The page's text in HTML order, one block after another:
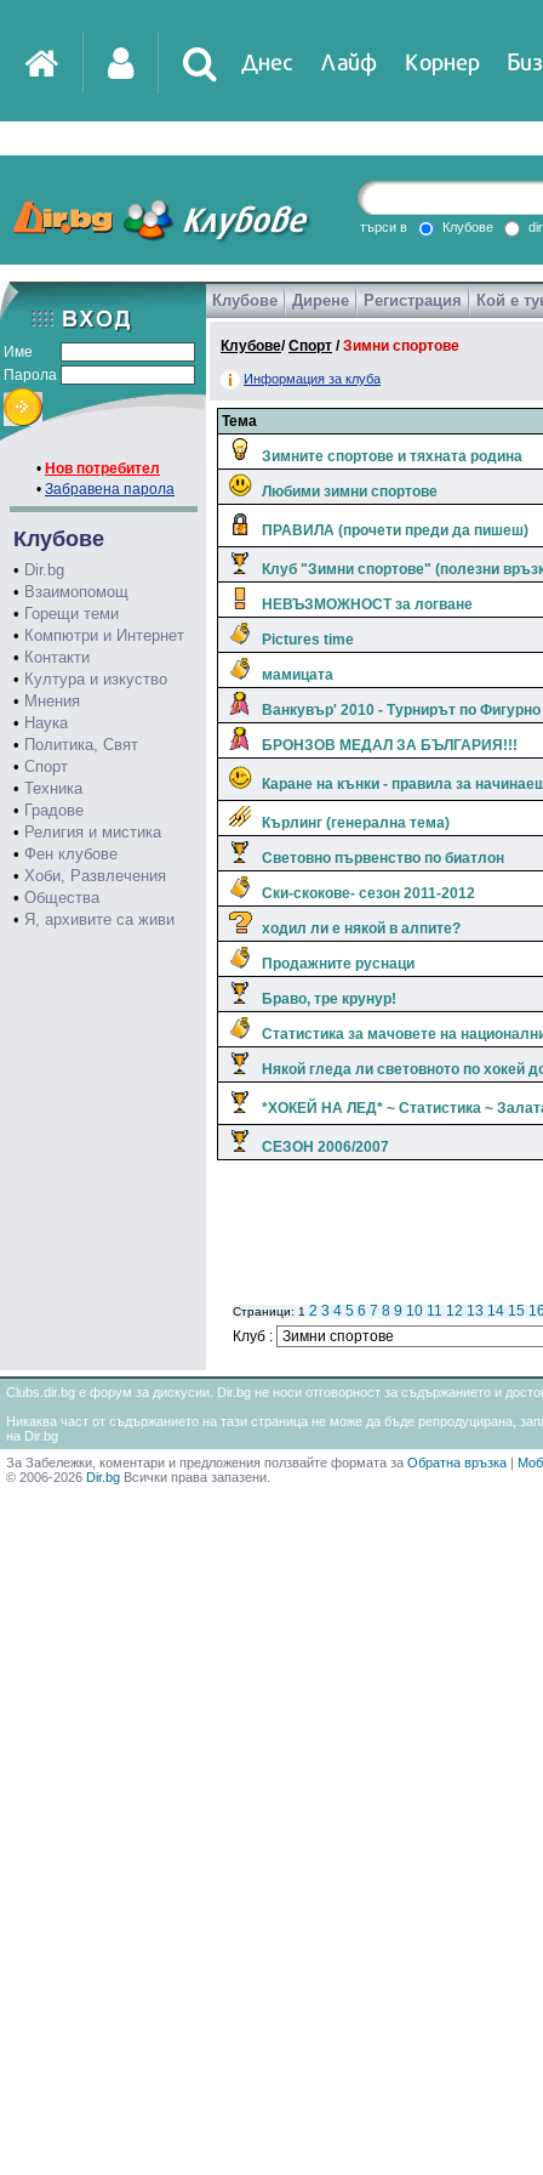
Днес Лайф Корнер
DirTV Impressio
Games
търси в Клубове
Име
Парола
• Нов потребител
• Забравена парола
Клубове
• Dir.bg
• Взаимопомощ
• Горещи теми
• Компютри и Интернет
• Контакти
• Култура и изкуство
• Мнения
• Наука
• Политика, Свят
• Спорт
• Техника
• Градове
• Религия и мистика
• Фен клубове
• Хоби, Развлечения
• Общества
• Я, архивите са живи
Клубове Дирене Регистрация Кой е
Клубове/Спорт /Зимни спортове
Информация за клуба
Тема
Зимните спортове и тяхната родина
Любими зимни спортове
ПРАВИЛА (прочети преди да пишеш)
Клуб "Зимни спортове" (полезни
НЕВЪЗМОЖНОСТ за логване
Pictures time
мамицата
Ванкувър' 2010 - Турнирът по
БРОНЗОВ МЕДАЛ ЗА БЪЛГАРИЯ!!!
Каране на кънки - правила за
Кърлинг (генерална тема)
Световно първенство по биатлон
Ски-скокове- сезон 2011-2012
ходил ли е някой в алпите?
Продажните руснаци
Браво, тре крунур!
Статистика за мачовете на
Някой гледа ли световното по хокей
*ХОКЕЙ НА ЛЕД* ~ Статистика ~
СЕЗОН 2006/2007
Страници: 1 2 3 4 5 6 7 8 9 10 11 12 13 14 15
Клуб :
Clubs.dir.bg е форум за дискусии. Dir.bg не носи отговорност за съдържанието и
Никаква част от съдържанието на тази страница не може да бъде репродуцирана,
на Dir.bg
За Забележки, коментари и предложения ползвайте формата за Обратна връзка |
© 2006-2026 Dir.bg Всички права запазени.